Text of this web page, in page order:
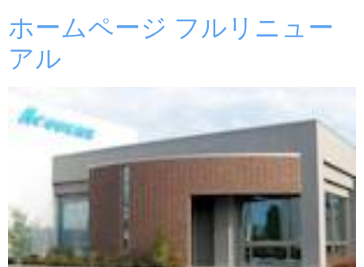
ホームページ フルリニュー
アル